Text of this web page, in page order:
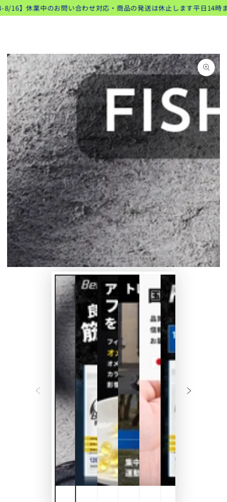
コンテンツにスキッ
プする
業中のお問い合わせ対応・商品の発送は休止します平日14時までの
ト
商品の情報にスキップ
する
モ
ダ
ー
ル
で
メ
デ
ィ
ア
を
開
類似商品